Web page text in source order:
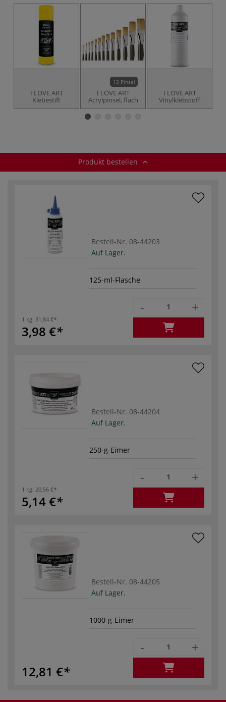
I LOVE ART
Klebestift
13 Pinsel
I LOVE ART
Acrylpinsel, flach
I LOVE ART
Vinylklebstoff
Produkt bestellen
Bestell-Nr. 08-44203
Auf Lager.
125-ml-Flasche
1 kg: 31,84 €
3,98 €
- +
Bestell-Nr. 08-44204
Auf Lager.
250-g-Eimer
1 kg: 20,56 €
5,14 €
- +
Bestell-Nr. 08-44205
Auf Lager.
1000-g-Eimer
12,81 €
- +